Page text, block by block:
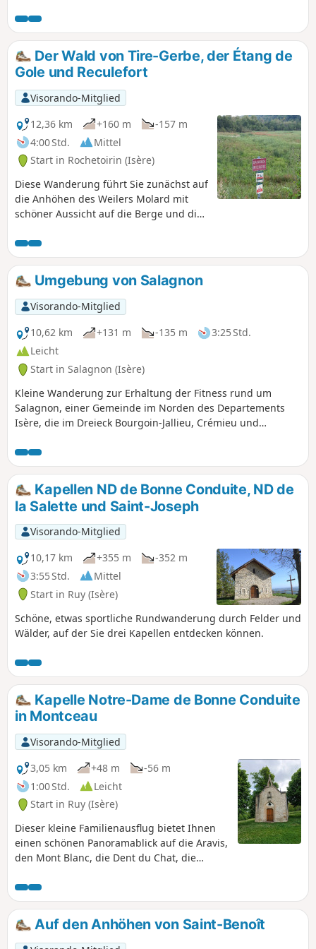
Der Wald von Tire-Gerbe, der Étang de
Gole und Reculefort
Visorando-Mitglied
12,36 km
+160 m
-157 m
4:00 Std.
Mittel
Start in Rochetoirin (Isère)
Diese Wanderung führt Sie zunächst auf
die Anhöhen des Weilers Molard mit
schöner Aussicht auf die Berge und die
Anschließend wandern Sie durch den
Wald von Tire Gerbe, bevor Sie den
Étang de Gole in der Nähe von
Montcarra erreichen. Dort können Sie
auf einem ausgewiesenen Picknickplatz
eine Pause einlegen, bevor Sie auf der
anderen Seite wieder hinaufsteigen, um
Montcarrad und sein Schloss zu
entdecken. Zum Abschluss kommen Sie
am Bauernhof Reculefort vorbei, wo Sie
sich mit Proviant versorgen können.
Umgebung von Salagnon
Visorando-Mitglied
10,62 km
+131 m -135 m
3:25 Std.
Leicht
Start in Salagnon (Isère)
Kleine Wanderung zur Erhaltung der Fitness rund um
Salagnon, einer Gemeinde im Norden des Departements
Isère, die im Dreieck Bourgoin-Jallieu, Crémieu und
Kapellen ND de Bonne Conduite, ND de
la Salette und Saint-Joseph
Visorando-Mitglied
10,17 km
+355 m
-352 m
3:55 Std.
Mittel
Start in Ruy (Isère)
Schöne, etwas sportliche Rundwanderung durch Felder und
Wälder, auf der Sie drei Kapellen entdecken können.
Kapelle Notre-Dame de Bonne Conduite
in Montceau
Visorando-Mitglied
3,05 km
+48 m
-56 m
1:00 Std.
Leicht
Start in Ruy (Isère)
Dieser kleine Familienausflug bietet Ihnen
einen schönen Panoramablick auf die Aravis,
den Mont Blanc, die Dent du Chat, die
Vercors.
Auf den Anhöhen von Saint-Benoît